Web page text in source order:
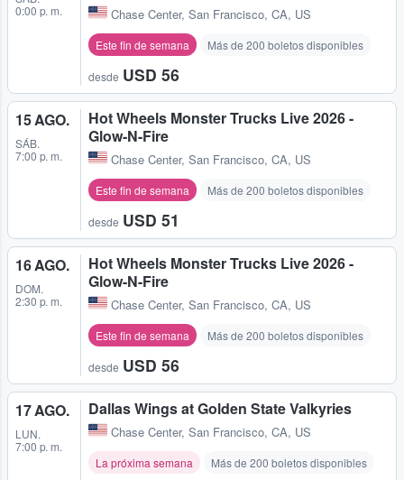
0:00 p. m.
Chase Center, San Francisco, CA, US
Este fin de semana Más de 200 boletos disponibles
desde USD 56
15 AGO.
SÁB.
7:00 p. m.
Hot Wheels Monster Trucks Live 2026 -
Glow-N-Fire
Chase Center, San Francisco, CA, US
Este fin de semana Más de 200 boletos disponibles
desde USD 51
16 AGO.
DOM.
2:30 p. m.
Hot Wheels Monster Trucks Live 2026 -
Glow-N-Fire
Chase Center, San Francisco, CA, US
Este fin de semana Más de 200 boletos disponibles
desde USD 56
17 AGO.
LUN.
7:00 p. m.
Dallas Wings at Golden State Valkyries
Chase Center, San Francisco, CA, US
La próxima semana Más de 200 boletos disponibles